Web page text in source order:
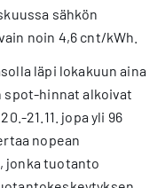
sähkön
noin 4,6 cnt/kWh.
läpi lokakuun aina
spot-hinnat alkoivat
21.11. jopa yli 96
nopean
jonka tuotanto